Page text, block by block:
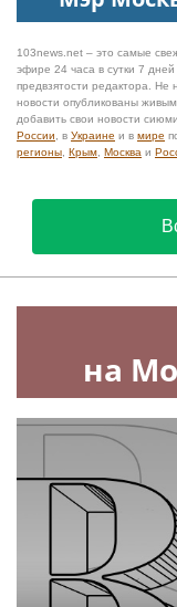
103news.net – это самые
эфире 24 часа в сутки 7
предвзятости редактора.
новости опубликованы
добавить свои новости
России, в Украине и в мире
регионы, Крым, Москва и
на